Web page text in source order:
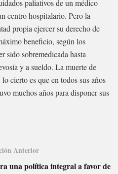
paliativos de un médico
centro hospitalario. Pero la
propia ejercer su derecho de
beneficio, según los
sido sobremedicada hasta
y a sueldo. La muerte de
cierto es que en todos sus años
muchos años para disponer sus
Anterior
una política integral a favor de